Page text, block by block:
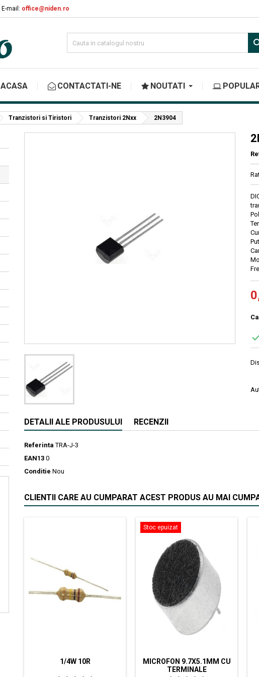
E-mail: office@niden.ro
ACASA CONTACTATI-NE NOUTATI
Tranzistori si Tiristori Tranzistori 2Nxx 2N3904
DETALII ALE PRODUSULUI RECENZII
Referinta TRA-J-3
EAN13 0
Conditie Nou
CLIENTII CARE AU CUMPARAT ACEST PRODUS AU MAI
1/4W 10R
Stoc epuizat
MICROFON 9.7X5.1MM CU
TERMINALE